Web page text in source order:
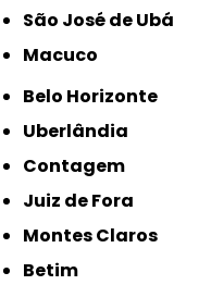
São José de Ubá
Macuco
Belo Horizonte
Uberlândia
Contagem
Juiz de Fora
Montes Claros
Betim